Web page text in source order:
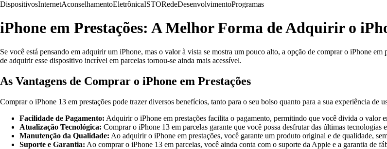
DispositivosInternetAconselhamentoEletrônicaISTORedeDesenvolvimentoProgramas
iPhone em Prestações: A Melhor Forma de Adquirir o
Se você está pensando em adquirir um iPhone, mas o valor à vista se mostra um pouco alto, a opção de comprar o iPhone
de adquirir esse dispositivo incrível em parcelas tornou-se ainda mais acessível.
As Vantagens de Comprar o iPhone em Prestações
Comprar o iPhone 13 em prestações pode trazer diversos benefícios, tanto para o seu bolso quanto para a sua experiência de
Facilidade de Pagamento: Adquirir o iPhone em prestações facilita o pagamento, permitindo que você divida o valor
Atualização Tecnológica: Comprar o iPhone 13 em parcelas garante que você possa desfrutar das últimas tecnologias
Manutenção da Qualidade: Ao adquirir o iPhone em prestações, você garante um produto original e de qualidade,
Suporte e Garantia: Ao comprar o iPhone 13 em parcelas, você ainda conta com o suporte da Apple e a garantia de